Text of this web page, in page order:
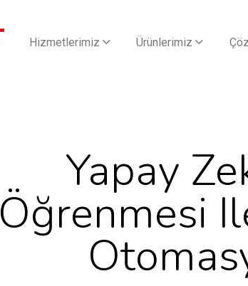
Hizmetlerimiz Ürünlerimiz
Yapay
Öğrenmesi